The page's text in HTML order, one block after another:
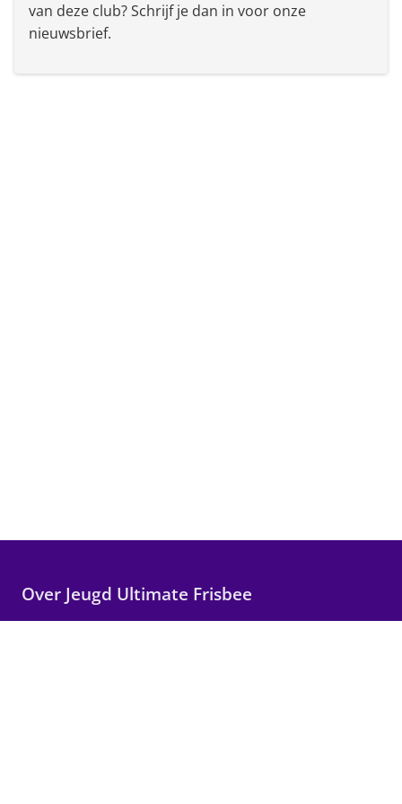
van deze club? Schrijf je dan in voor onze
nieuwsbrief.
Over Jeugd Ultimate Frisbee